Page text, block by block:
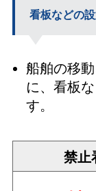
看板などの
船舶の移
に、看板
す。
禁止